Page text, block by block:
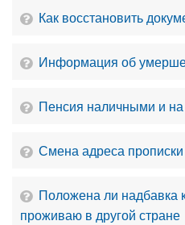
Как восстановить
Информация об
Пенсия наличными и на
Смена адреса прописки
Положена ли надбавка
проживаю в другой стране